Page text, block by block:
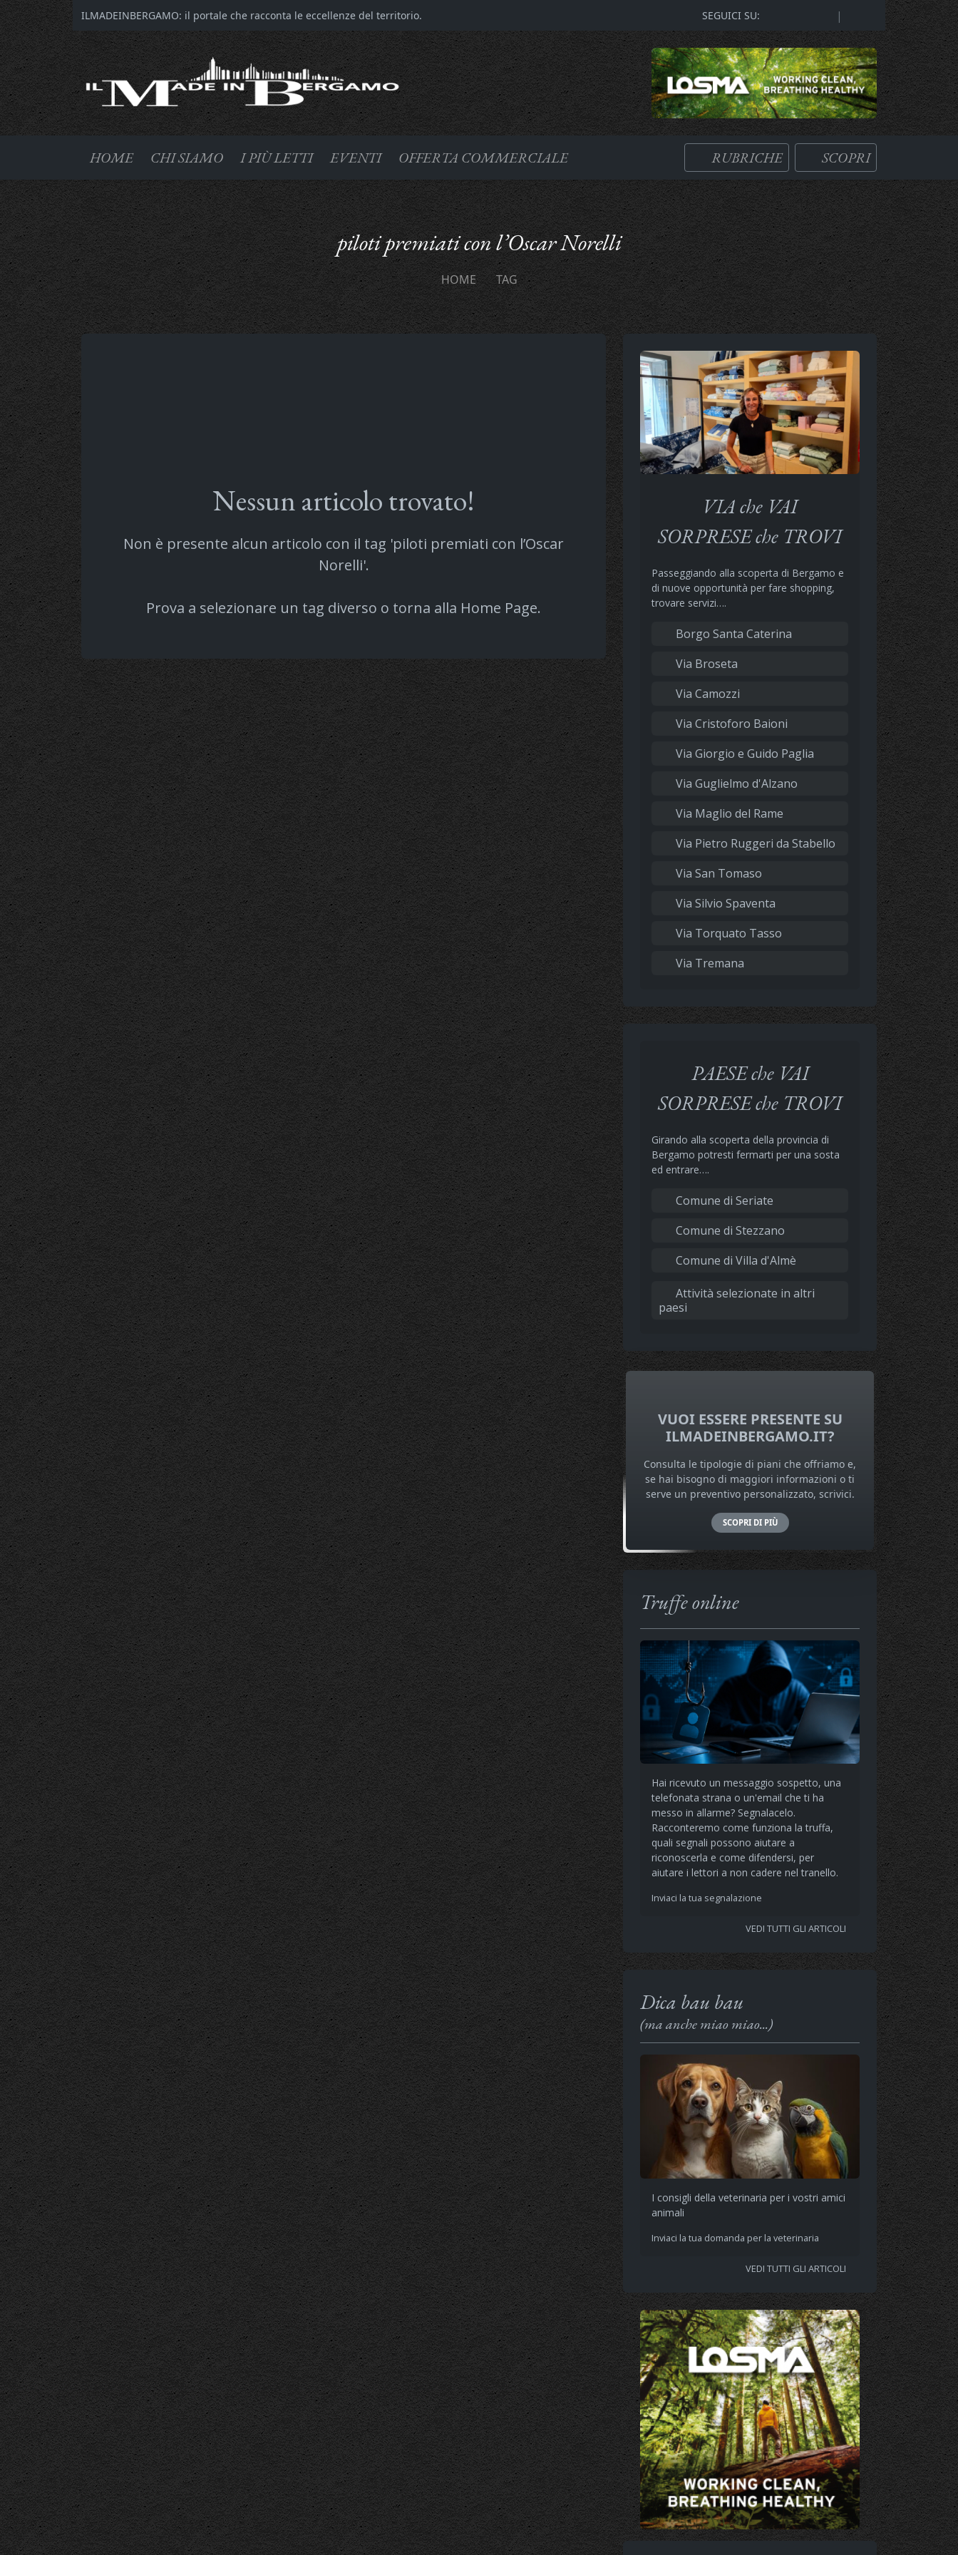
ILMADEINBERGAMO: il portale che racconta le eccellenze del territorio. SEGUICI SU: |
HOME CHI SIAMO I PIÙ LETTI EVENTI OFFERTA COMMERCIALE RUBRICHE SCOPRI
piloti premiati con l’Oscar Norelli
HOME TAG
Nessun articolo trovato!
Non è presente alcun articolo con il tag 'piloti premiati con l’Oscar
Norelli'.
Prova a selezionare un tag diverso o torna alla Home Page.
VIA che VAI
SORPRESE che TROVI
Passeggiando alla scoperta di Bergamo e
di nuove opportunità per fare shopping,
trovare servizi….
Borgo Santa Caterina
Via Broseta
Via Camozzi
Via Cristoforo Baioni
Via Giorgio e Guido Paglia
Via Guglielmo d'Alzano
Via Maglio del Rame
Via Pietro Ruggeri da Stabello
Via San Tomaso
Via Silvio Spaventa
Via Torquato Tasso
Via Tremana
PAESE che VAI
SORPRESE che TROVI
Girando alla scoperta della provincia di
Bergamo potresti fermarti per una sosta
ed entrare….
Comune di Seriate
Comune di Stezzano
Comune di Villa d'Almè
Attività selezionate in altri
paesi
VUOI ESSERE PRESENTE SU
ILMADEINBERGAMO.IT?
Consulta le tipologie di piani che offriamo e,
se hai bisogno di maggiori informazioni o ti
serve un preventivo personalizzato, scrivici.
SCOPRI DI PIÙ
Truffe online
Hai ricevuto un messaggio sospetto, una
telefonata strana o un'email che ti ha
messo in allarme? Segnalacelo.
Racconteremo come funziona la truffa,
quali segnali possono aiutare a
riconoscerla e come difendersi, per
aiutare i lettori a non cadere nel tranello.
Inviaci la tua segnalazione
VEDI TUTTI GLI ARTICOLI
Dica bau bau
(ma anche miao miao...)
I consigli della veterinaria per i vostri amici
animali
Inviaci la tua domanda per la veterinaria
VEDI TUTTI GLI ARTICOLI